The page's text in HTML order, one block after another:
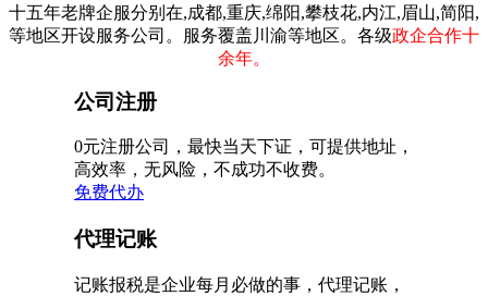
十五年老牌企服分别在,成都,重庆,绵阳,攀枝花,内江,眉山,简阳,
等地区开设服务公司。服务覆盖川渝等地区。各级政企合作十
余年。
公司注册
0元注册公司，最快当天下证，可提供地址，
高效率，无风险，不成功不收费。
免费代办
代理记账
记账报税是企业每月必做的事，代理记账，